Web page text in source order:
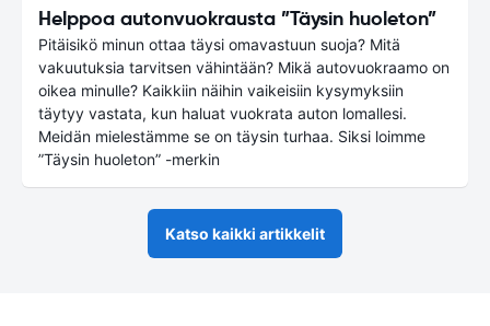
Helppoa autonvuokrausta ”Täysin huoleton”
Pitäisikö minun ottaa täysi omavastuun suoja? Mitä
vakuutuksia tarvitsen vähintään? Mikä autovuokraamo on
oikea minulle? Kaikkiin näihin vaikeisiin kysymyksiin
täytyy vastata, kun haluat vuokrata auton lomallesi.
Meidän mielestämme se on täysin turhaa. Siksi loimme
”Täysin huoleton” -merkin
Katso kaikki artikkelit